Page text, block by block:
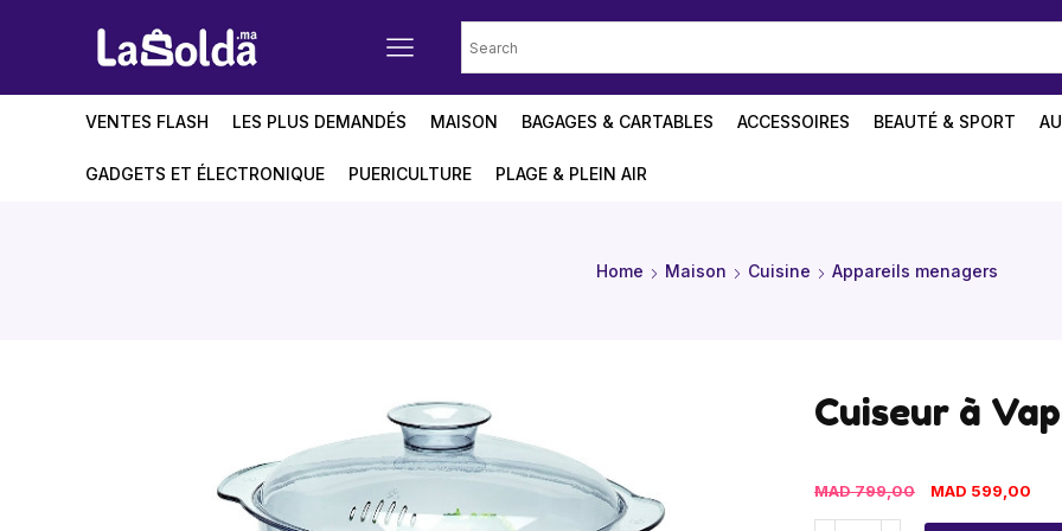
VENTES FLASH LES PLUS DEMANDÉS MAISON BAGAGES & CARTABLES ACCESSOIRES BEAUTÉ & SPORT
GADGETS ET ÉLECTRONIQUE PUERICULTURE PLAGE & PLEIN AIR
Home Maison Cuisine Appareils menagers
Cuiseur à
MAD799,00 MAD 599,00